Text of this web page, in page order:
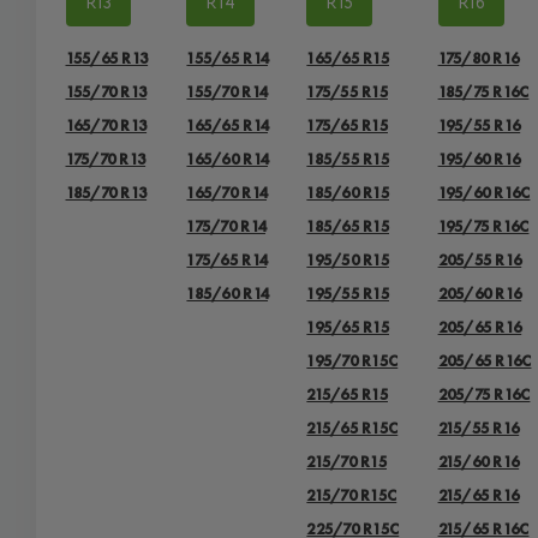
155/65 R13
155/70 R13
165/70 R13
175/70 R13
185/70 R13
155/65 R14
155/70 R14
165/65 R14
165/60 R14
165/70 R14
175/70 R14
175/65 R14
185/60 R14
165/65 R15
175/55 R15
175/65 R15
185/55 R15
185/60 R15
185/65 R15
195/50 R15
195/55 R15
195/65 R15
195/70 R15C
215/65 R15
215/65 R15C
215/70 R15
215/70 R15C
225/70 R15C
175/80 R16
185/75 R16C
195/55 R16
195/60 R16
195/60 R16C
195/75 R16C
205/55 R16
205/60 R16
205/65 R16
205/65 R16C
205/75 R16C
215/55 R16
215/60 R16
215/65 R16
215/65 R16C